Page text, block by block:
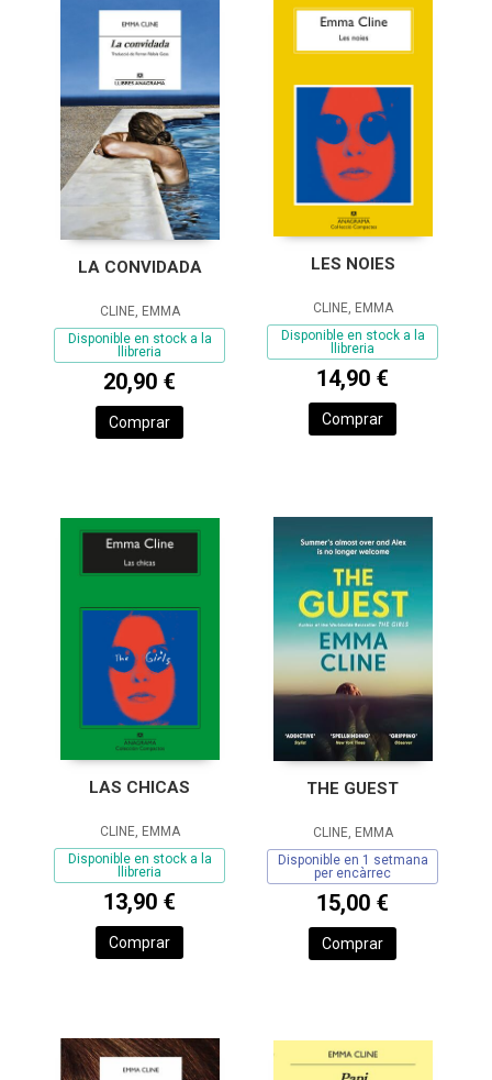
LA CONVIDADA
CLINE, EMMA
Disponible en stock a la
llibreria
20,90 €
Comprar
LES NOIES
CLINE, EMMA
Disponible en stock a la
llibreria
14,90 €
Comprar
LAS CHICAS
CLINE, EMMA
Disponible en stock a la
llibreria
13,90 €
Comprar
THE GUEST
CLINE, EMMA
Disponible en 1 setmana
per encàrrec
15,00 €
Comprar